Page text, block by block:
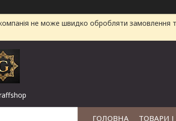
не може швидко обробляти замовлення
ГОЛОВНА ТОВАРИ